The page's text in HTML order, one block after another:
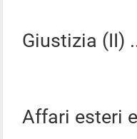
Giustizia (II)
Affari esteri